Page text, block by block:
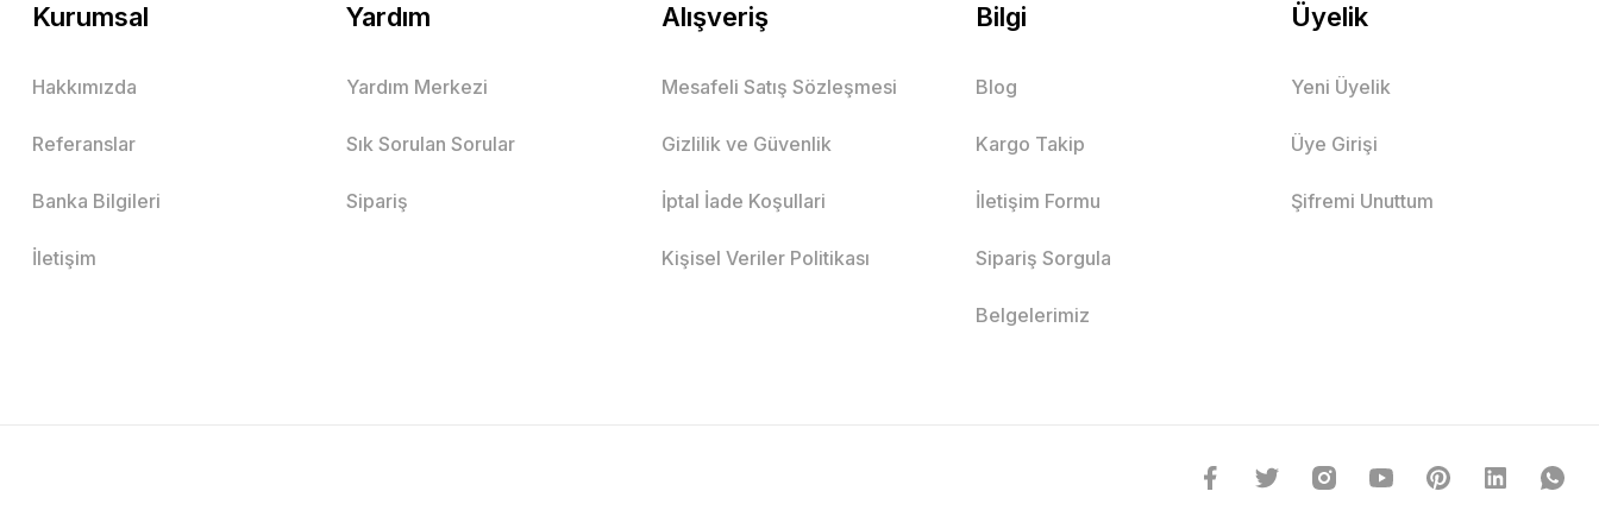
Kurumsal
Hakkımızda
Referanslar
Banka Bilgileri
İletişim
Yardım
Yardım Merkezi
Sık Sorulan Sorular
Sipariş
Alışveriş
Mesafeli Satış Sözleşmesi
Gizlilik ve Güvenlik
İptal İade Koşullari
Kişisel Veriler Politikası
Bilgi
Blog
Kargo Takip
İletişim Formu
Sipariş Sorgula
Belgelerimiz
Üyelik
Yeni Üyelik
Üye Girişi
Şifremi Unuttum